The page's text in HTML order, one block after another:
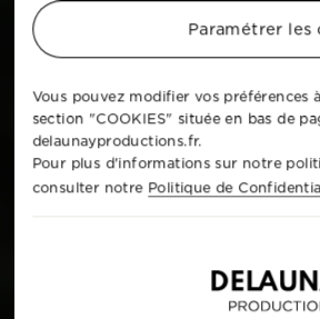
Paramétrer les
Vous pouvez modifier vos
section "COOKIES" située en bas de
delaunayproductions.fr.
Pour plus d'informations sur notre
consulter notre Politique de